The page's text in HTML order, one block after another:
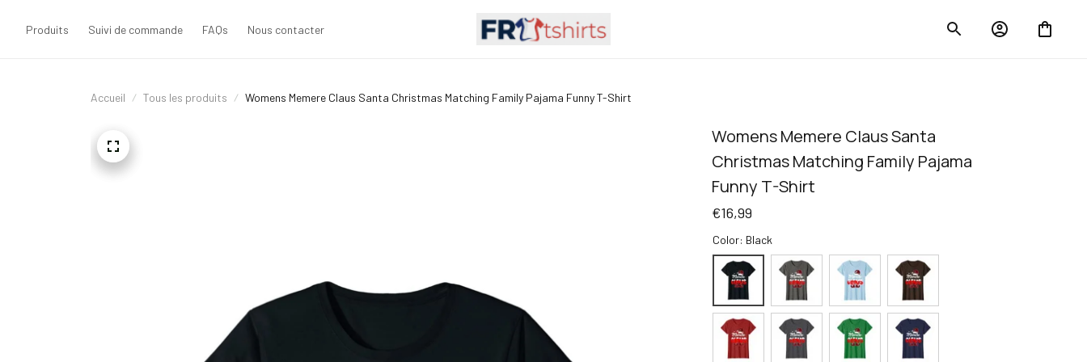
Produits Suivi de commande FAQs Nous contacter
Accueil Tous les produits Womens Memere Claus Santa Christmas Matching Family Pajama Funny T-Shirt
Womens Memere Claus Santa
Christmas Matching Family Pajama
Funny T-Shirt
€16,99
Color: Black